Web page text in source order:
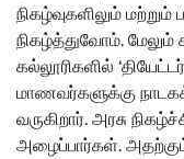
நிகழ்வுகளிலும்
நிகழ்த்துவோம்.
கல்லூரிகளில்
மாணவர்களுக்கு நாடகக்
வருகிறார். அரசு
அழைப்பார்கள்.